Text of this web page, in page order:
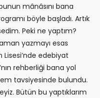
mânâsını bana
böyle başladı. Artık
Peki ne yaptım?
yazmayı esas
Lisesi’nde edebiyat
rehberliği bana yol
tavsiyesinde bulundu.
Bütün bu yaptıklarım